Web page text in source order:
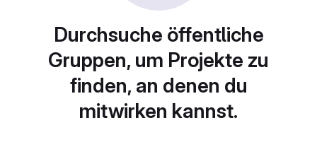
Durchsuche öffentliche
Gruppen, um Projekte zu
finden, an denen du
mitwirken kannst.